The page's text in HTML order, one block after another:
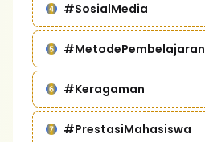
#SosialMedia
#MetodePembelajaran
#Keragaman
#PrestasiMahasiswa